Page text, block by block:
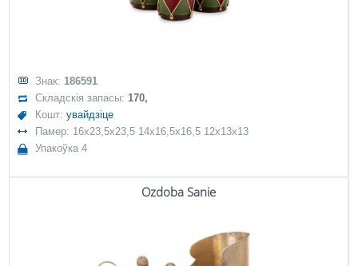
Знак: 186591
Складскія запасы:170,
Кошт:увайдзіце
Памер: 16x23,5x23,5 14x16,5x16,5 12x13x13
Упакоўка 4
Ozdoba Sanie